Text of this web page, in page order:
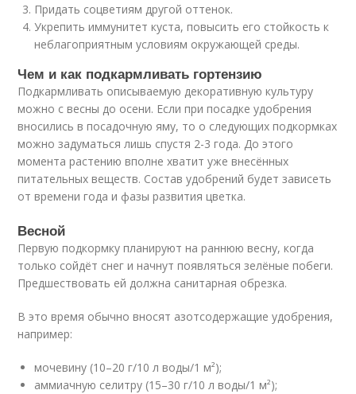
Придать соцветиям другой оттенок.
Укрепить иммунитет куста, повысить его стойкость к
неблагоприятным условиям окружающей среды.
Чем и как подкармливать гортензию
Подкармливать описываемую декоративную культуру
можно с весны до осени. Если при посадке удобрения
вносились в посадочную яму, то о следующих подкормках
можно задуматься лишь спустя 2-3 года. До этого
момента растению вполне хватит уже внесённых
питательных веществ. Состав удобрений будет зависеть
от времени года и фазы развития цветка.
Весной
Первую подкормку планируют на раннюю весну, когда
только сойдёт снег и начнут появляться зелёные побеги.
Предшествовать ей должна санитарная обрезка.
В это время обычно вносят азотсодержащие удобрения,
например:
мочевину (10–20 г/10 л воды/1 м²);
аммиачную селитру (15–30 г/10 л воды/1 м²);